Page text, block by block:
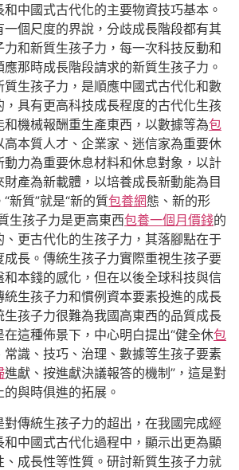
中國式古代化的主要物資技巧基本。
個尺度的界說，分歧成長階段都有其
和新質生孩子力，每一次科技反動和
那時成長階段請求的新質生孩子力。
生孩子力，是順應中國式古代化和數
具有更高科技成長程度的古代化生孩
機械報酬重生產東西，以數據等為包
高本質人才、企業家、迷信家為重要休
動力為重要休息材料和休息對象，以計
產為新載體，以培養成長新動能為目
新質”就是“新的質包養網態、新的形
生孩子力是更高東西包養一個月價錢的
、更古代化的生孩子力，其落腳點在于
成長。傳統生孩子力實際重視生孩子要
本錢的感化，但在以後全球科技與信
統生孩子力和慣例資本要素投進的成長
生孩子力很難為我國高東西的品質成長
這種佈景下，中心明白提出“健全休包
常識、技巧、治理、數據等生孩子要素
進獻、按進獻決議報答的機制”，這是對
與時俱進的拓展。
對傳統生孩子力的超出，在我國完成經
中國式古代化過程中，顯示出更為顯
、成長性等性質。研討新質生孩子力就